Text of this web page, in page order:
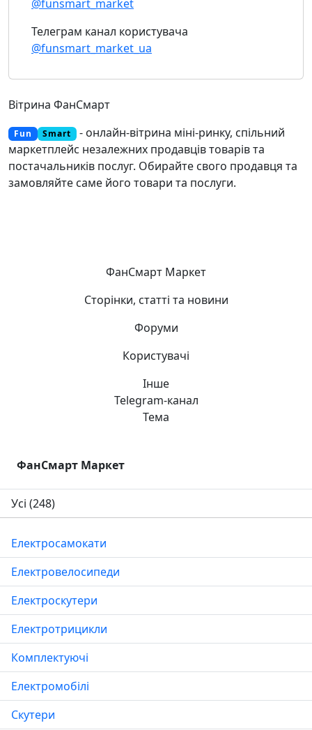
@funsmart_market
Телеграм канал користувача
@funsmart_market_ua
Вітрина ФанСмарт
Fun Smart
- онлайн-вітрина міні-ринку, спільний
маркетплейс незалежних продавців товарів та
постачальників послуг. Обирайте свого продавця та
замовляйте саме його товари та послуги.
ФанСмарт Маркет
Сторінки, статті та новини
Форуми
Користувачі
Інше
Telegram-канал
Тема
ФанСмарт Маркет
Усі (248)
Електросамокати
Електровелосипеди
Електроскутери
Електротрицикли
Комплектуючі
Електромобілі
Скутери